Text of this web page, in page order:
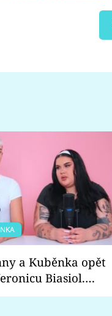
a Kuběnka opět
Biasiol.
nich falešná a